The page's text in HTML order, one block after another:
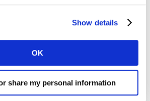
Show details
OK
share my personal information
que las más pequeñas, donde hay
consumiendo, crecen.